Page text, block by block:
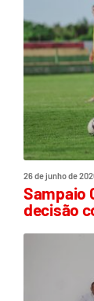
26 de junho de
Sampaio
decisão